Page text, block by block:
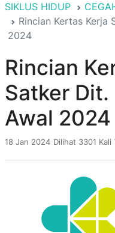
SIKLUS HIDUP
Rincian Kertas Kerja
2024
Rincian
Satker Dit.
Awal 2024
18 Jan 2024 Dilihat 3301 Kali